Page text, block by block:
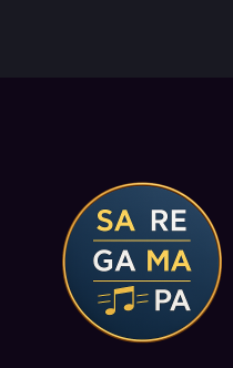
SHOWS
MOVIES
LIVE TV